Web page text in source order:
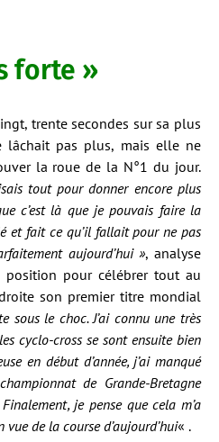
forte »
trente secondes sur sa plus
lâchait pas plus, mais elle ne
la roue de la N°1 du jour.
tout pour donner encore plus
c’est là que je pouvais faire la
et fait ce qu’il fallait pour ne pas
aujourd’hui », analyse
position pour célébrer tout au
son premier titre mondial
sous le choc. J’ai connu une très
cyclo-cross se sont ensuite bien
en début d’année, j’ai manqué
de Grande-Bretagne
je pense que cela m’a
de la course d’aujourd’hui« .